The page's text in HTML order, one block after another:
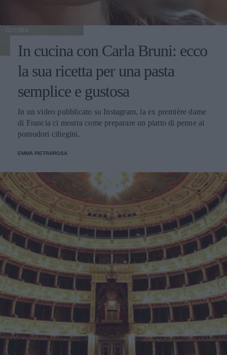
CUCINA
In cucina con Carla Bruni: ecco
la sua ricetta per una pasta
semplice e gustosa
In un video pubblicato su Instagram, la ex première dame
di Francia ci mostra come preparare un piatto di penne ai
pomodori ciliegini.
EMMA PIETRAROSA